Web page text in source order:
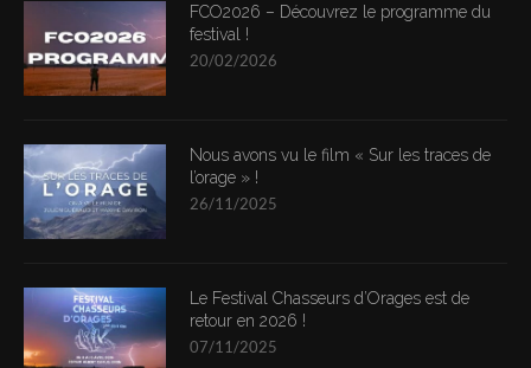
FCO2026 – Découvrez le programme du
festival !
20/02/2026
Nous avons vu le film « Sur les traces de
l’orage » !
26/11/2025
Le Festival Chasseurs d’Orages est de
retour en 2026 !
07/11/2025